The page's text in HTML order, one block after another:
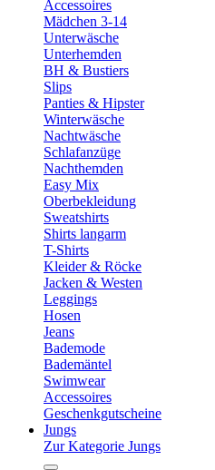
Accessoires
Mädchen 3-14
Unterwäsche
Unterhemden
BH & Bustiers
Slips
Panties & Hipster
Winterwäsche
Nachtwäsche
Schlafanzüge
Nachthemden
Easy Mix
Oberbekleidung
Sweatshirts
Shirts langarm
T-Shirts
Kleider & Röcke
Jacken & Westen
Leggings
Hosen
Jeans
Bademode
Bademäntel
Swimwear
Accessoires
Geschenkgutscheine
Jungs
Zur Kategorie Jungs